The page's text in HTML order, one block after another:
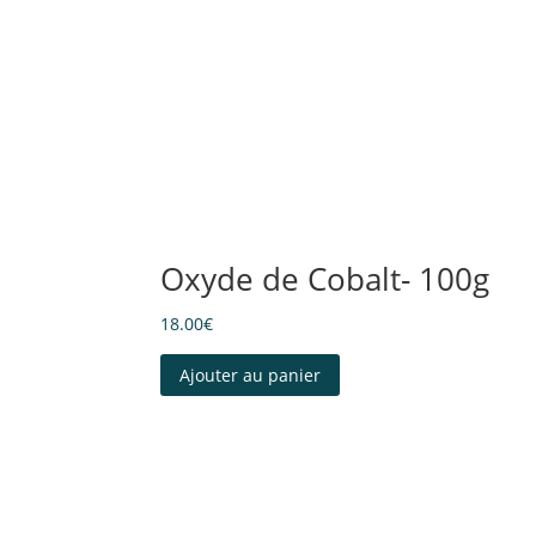
Oxyde de Cobalt- 100g
18.00€
Ajouter au panier